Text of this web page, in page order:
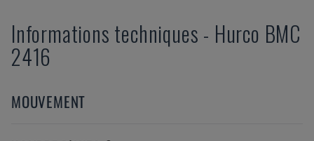
Informations techniques - Hurco BMC
2416
MOUVEMENT